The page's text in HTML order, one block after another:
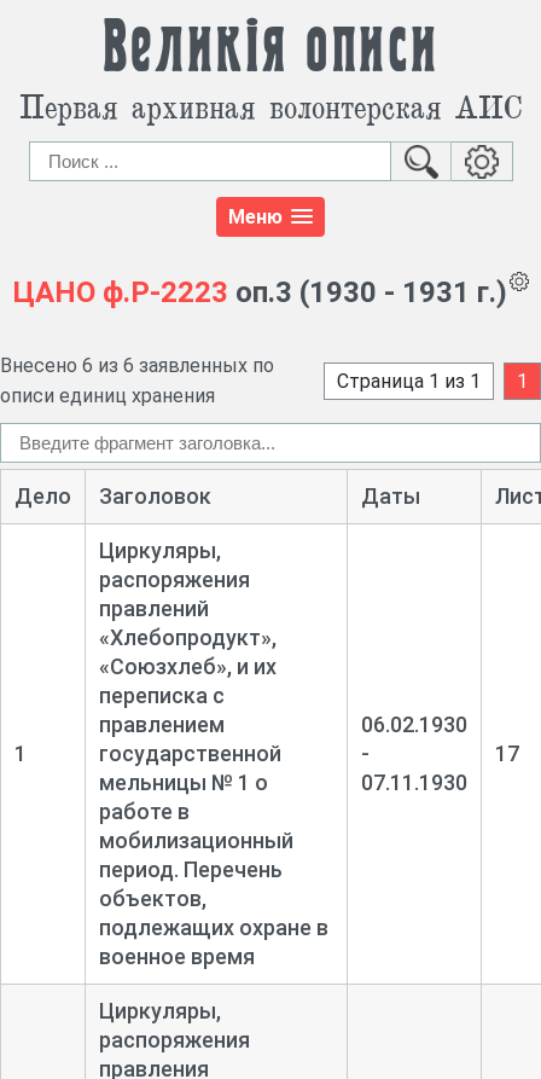
Великія описи
Первая архивная волонтерская АИС
Меню
ЦАНО ф.Р-2223 оп.3 (1930 - 1931 г.)
Внесено 6 из 6 заявленных по
описи единиц хранения
Страница 1 из 1 1
Дело Заголовок Даты
1
Циркуляры,
распоряжения
правлений
«Хлебопродукт»,
«Союзхлеб», и их
переписка с
правлением
государственной
мельницы № 1 о
работе в
мобилизационный
период. Перечень
объектов,
подлежащих охране в
военное время
06.02.1930
-
07.11.1930
17
Циркуляры,
распоряжения
правления